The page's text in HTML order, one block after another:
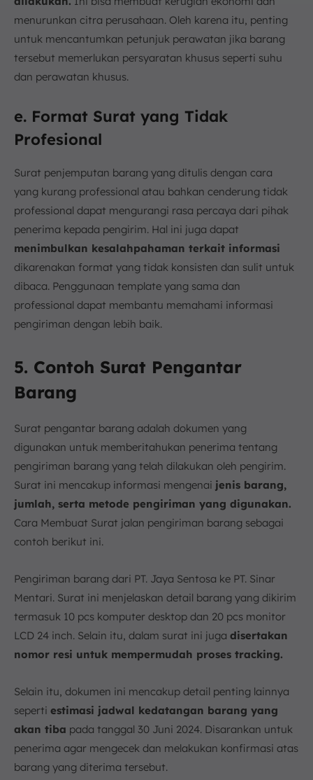
menurunkan citra perusahaan. Oleh karena itu, penting
untuk mencantumkan petunjuk perawatan jika barang
tersebut memerlukan persyaratan khusus seperti suhu
dan perawatan khusus.
e. Format Surat yang Tidak
Profesional
Surat penjemputan barang yang ditulis dengan cara
yang kurang professional atau bahkan cenderung tidak
professional dapat mengurangi rasa percaya dari pihak
penerima kepada pengirim. Hal ini juga dapat
menimbulkan kesalahpahaman terkait informasi
dikarenakan format yang tidak konsisten dan sulit untuk
dibaca. Penggunaan template yang sama dan
professional dapat membantu memahami informasi
pengiriman dengan lebih baik.
5. Contoh Surat Pengantar
Barang
Surat pengantar barang adalah dokumen yang
digunakan untuk memberitahukan penerima tentang
pengiriman barang yang telah dilakukan oleh pengirim.
Surat ini mencakup informasi mengenai jenis barang,
jumlah, serta metode pengiriman yang digunakan.
Cara Membuat Surat jalan pengiriman barang sebagai
contoh berikut ini.
Pengiriman barang dari PT. Jaya Sentosa ke PT. Sinar
Mentari. Surat ini menjelaskan detail barang yang dikirim
termasuk 10 pcs komputer desktop dan 20 pcs monitor
LCD 24 inch. Selain itu, dalam surat ini juga disertakan
nomor resi untuk mempermudah proses tracking.
Selain itu, dokumen ini mencakup detail penting lainnya
seperti estimasi jadwal kedatangan barang yang
akan tiba pada tanggal 30 Juni 2024. Disarankan untuk
penerima agar mengecek dan melakukan konfirmasi atas
barang yang diterima tersebut.